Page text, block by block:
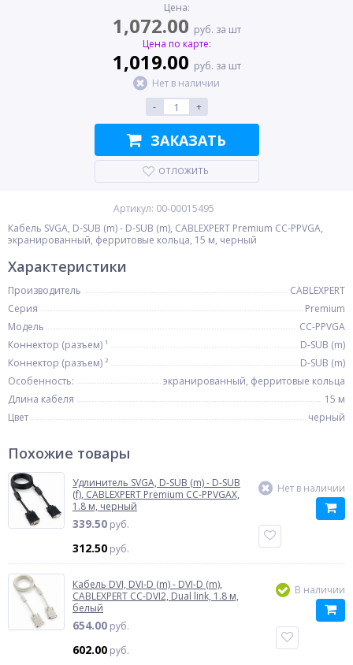
Цена:
1,072.00 руб. за шт
Цена по карте:
1,019.00 руб. за шт
Нет в наличии
-
+
ЗАКАЗАТЬ
ОТЛОЖИТЬ
Артикул: 00-00015495
Кабель SVGA, D-SUB (m) - D-SUB (m), CABLEXPERT Premium CC-PPVGA,
экранированный, ферритовые кольца, 15 м, черный
Характеристики
Производитель
CABLEXPERT
Серия
Premium
Модель
CC-PPVGA
Коннектор (разъем) ¹
D-SUB (m)
Коннектор (разъем) ²
D-SUB (m)
Особенность:
экранированный, ферритовые кольца
Длина кабеля
15 м
Цвет
черный
Похожие товары
Удлинитель SVGA, D-SUB (m) - D-SUB
(f), CABLEXPERT Premium CC-PPVGAX,
1.8 м, черный
339.50 руб.
312.50 руб.
Нет в наличии
Кабель DVI, DVI-D (m) - DVI-D (m),
CABLEXPERT CC-DVI2, Dual link, 1.8 м,
белый
654.00 руб.
602.00 руб.
В наличии